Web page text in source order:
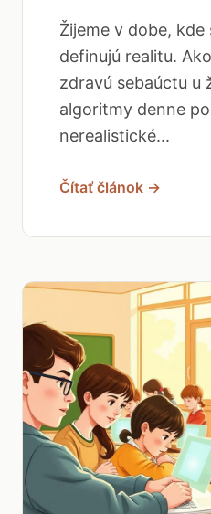
Žijeme v dobe,
definujú realitu.
zdravú sebaúctu u
algoritmy denne
nerealistické...
Čítať článok →